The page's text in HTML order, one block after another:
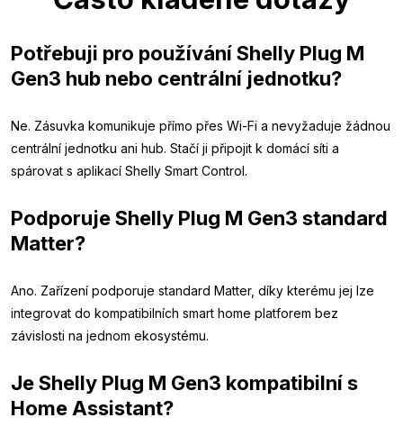
Potřebuji pro používání Shelly Plug M
Gen3 hub nebo centrální jednotku?
Ne. Zásuvka komunikuje přímo přes Wi-Fi a nevyžaduje žádnou
centrální jednotku ani hub. Stačí ji připojit k domácí síti a
spárovat s aplikací Shelly Smart Control.
Podporuje Shelly Plug M Gen3 standard
Matter?
Ano. Zařízení podporuje standard Matter, díky kterému jej lze
integrovat do kompatibilních smart home platforem bez
závislosti na jednom ekosystému.
Je Shelly Plug M Gen3 kompatibilní s
Home Assistant?